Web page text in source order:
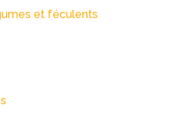
et féculents